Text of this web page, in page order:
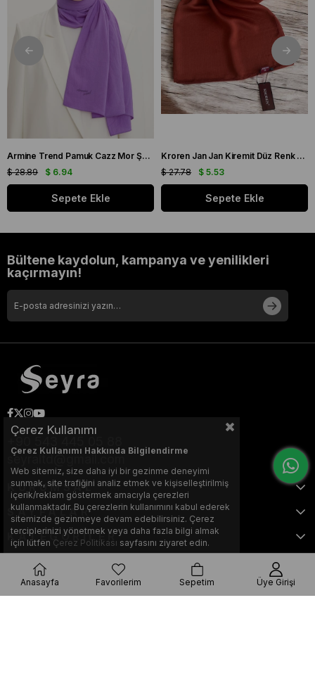
Armine Trend Pamuk Cazz Mor Şal 21210
$ 6.94
$ 28.89
Sepete Ekle
Kroren Jan Jan Kiremit Düz Renk Şal 7301-85
$ 5.53
$ 27.78
Sepete Ekle
Bültene kaydolun, kampanya ve yenilikleri
kaçırmayın!
seyraltd@gmail.com
KURUMSAL
SAYFALAR
KATEGORİLER
Bu web sitesi, Nihat KILIÇARSLAN tarafından tasarlanmış ve optimize
Çerez Kullanımı
Çerez Kullanımı Hakkında Bilgilendirme
Web sitemiz, size daha iyi bir gezinme deneyimi
sunmak, site trafiğini analiz etmek ve kişiselleştirilmiş
içerik/reklam göstermek amacıyla çerezleri
kullanmaktadır. Bu çerezlerin kullanımını kabul ederek
sitemizde gezinmeye devam edebilirsiniz. Çerez
terciplerinizi yönetmek veya daha fazla bilgi almak
için lütfen Çerez Politikası sayfasını ziyaret edin.
Anasayfa Favorilerim Sepetim Üye Girişi